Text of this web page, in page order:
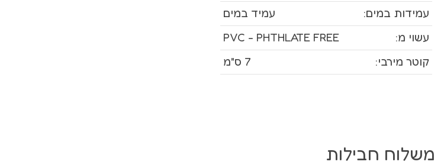
עמידות במים:
עמיד במים
עשוי מ:
PVC - PHTHLATE FREE
קוטר מירבי:
7 ס"מ
משלוח חבילות